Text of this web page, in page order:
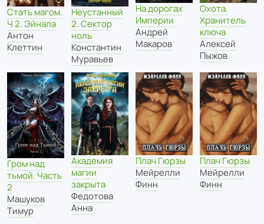
Стать магом.
Ч 2. Эйнала
Антон
Клеттин
Неустанный
2. Сектор
ноль
Константин
Муравьев
На дорогах
Империи
Андрей
Макаров
Охота.
Хранитель
ключа
Алексей
Пыжов
Гром над
тьмой. Часть
2
Машуков
Тимур
Академия
магии
закрыта
Федотова
Анна
Плач Гюрзы
Мейрелли
Финн
Плач Гюрзы
Мейрелли
Финн